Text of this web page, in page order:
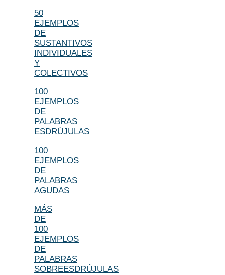
50
EJEMPLOS
DE
SUSTANTIVOS
INDIVIDUALES
Y
COLECTIVOS
100
EJEMPLOS
DE
PALABRAS
ESDRÚJULAS
100
EJEMPLOS
DE
PALABRAS
AGUDAS
MÁS
DE
100
EJEMPLOS
DE
PALABRAS
SOBREESDRÚJULAS